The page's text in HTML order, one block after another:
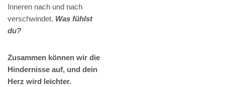
Inneren nach und nach
verschwindet. Was fühlst
du?
Zusammen können wir die
Hindernisse auf, und dein
Herz wird leichter.